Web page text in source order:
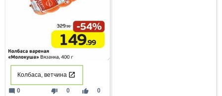
Колбаса, ветчина
thumb_down 0 thumb_up 0
mode_comment 0